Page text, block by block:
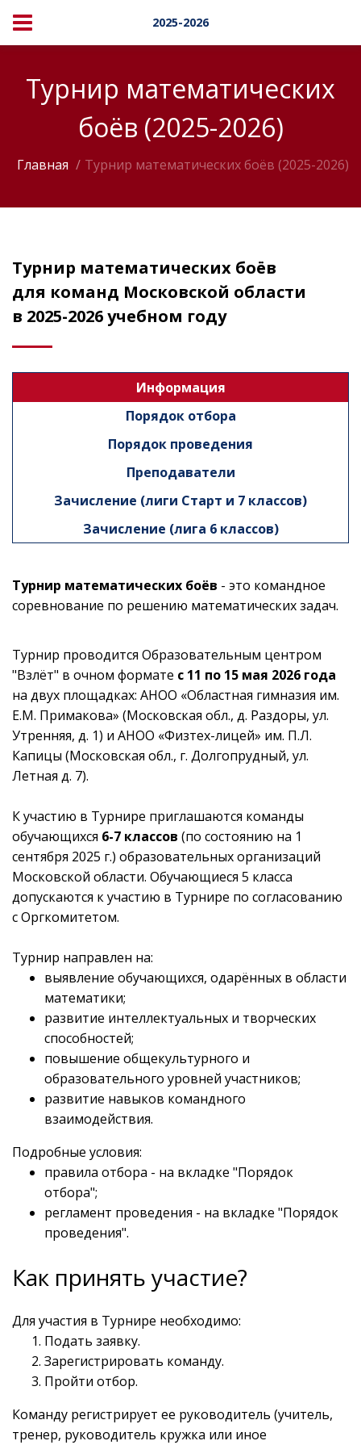
2025-2026
Турнир математических
боёв (2025-2026)
Главная Турнир математических боёв (2025-2026)
Турнир математических боёв
для команд Московской области
в 2025-2026 учебном году
Информация
Порядок отбора
Порядок проведения
Преподаватели
Зачисление (лиги Старт и 7 классов)
Зачисление (лига 6 классов)
Турнир математических боёв - это командное
соревнование по решению математических задач.
Турнир проводится Образовательным центром
"Взлёт" в очном формате с 11 по 15 мая 2026 года
на двух площадках: АНОО «Областная гимназия им.
Е.М. Примакова» (Московская обл., д. Раздоры, ул.
Утренняя, д. 1) и АНОО «Физтех-лицей» им. П.Л.
Капицы (Московская обл., г. Долгопрудный, ул.
Летная д. 7).
К участию в Турнире приглашаются команды
обучающихся 6-7 классов (по состоянию на 1
сентября 2025 г.) образовательных организаций
Московской области. Обучающиеся 5 класса
допускаются к участию в Турнире по согласованию
с Оргкомитетом.
Турнир направлен на:
выявление обучающихся, одарённых в области
математики;
развитие интеллектуальных и творческих
способностей;
повышение общекультурного и
образовательного уровней участников;
развитие навыков командного
взаимодействия.
Подробные условия:
правила отбора - на вкладке "Порядок
отбора";
регламент проведения - на вкладке "Порядок
проведения".
Как принять участие?
Для участия в Турнире необходимо:
Подать заявку.
Зарегистрировать команду.
Пройти отбор.
Команду регистрирует ее руководитель (учитель,
тренер, руководитель кружка или иное